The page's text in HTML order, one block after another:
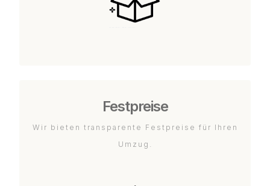
Festpreise
Wir bieten transparente Festpreise für Ihren
Umzug.